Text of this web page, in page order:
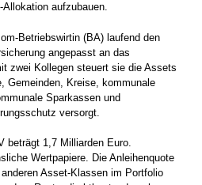
aufzubauen.
Betriebswirtin (BA) laufend den
angepasst an das
zwei Kollegen steuert sie die Assets
Gemeinden, Kreise, kommunale
Sparkassen und
versorgt.
beträgt 1,7 Milliarden Euro.
Wertpapiere. Die Anleihenquote
Asset-Klassen im Portfolio